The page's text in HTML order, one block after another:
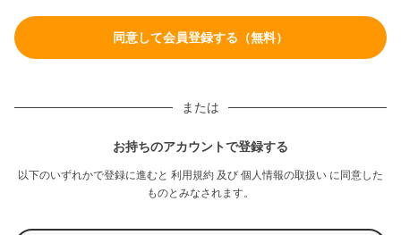
または
お持ちのアカウントで登録する
以下のいずれかで登録に進むと 利用規約 及び 個人情報の取扱い に同意した
ものとみなされます。